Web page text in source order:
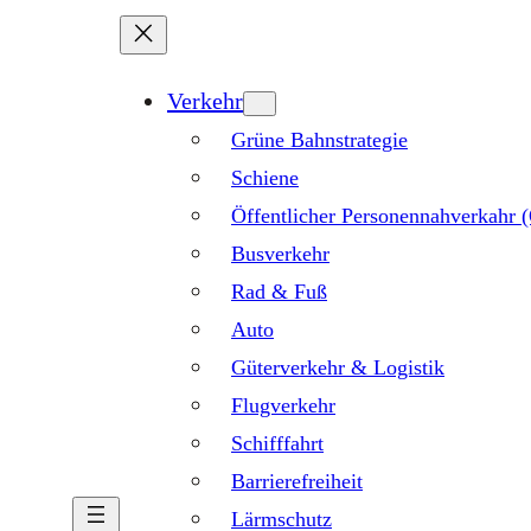
Verkehr
Grüne Bahnstrategie
Schiene
Öffentlicher Personennahverkahr
Busverkehr
Rad & Fuß
Auto
Güterverkehr & Logistik
Flugverkehr
Schifffahrt
Barrierefreiheit
Lärmschutz